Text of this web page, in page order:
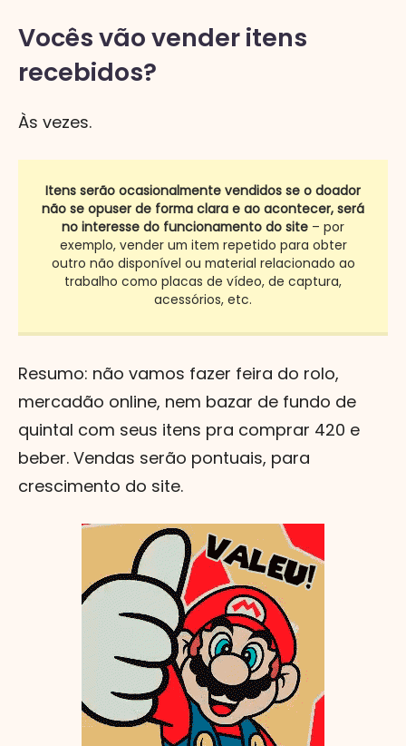
Vocês vão vender itens
recebidos?
Às vezes.
Itens serão ocasionalmente vendidos se o doador
não se opuser de forma clara e ao acontecer, será
no interesse do funcionamento do site – por
exemplo, vender um item repetido para obter
outro não disponível ou material relacionado ao
trabalho como placas de vídeo, de captura,
acessórios, etc.
Resumo: não vamos fazer feira do rolo,
mercadão online, nem bazar de fundo de
quintal com seus itens pra comprar 420 e
beber. Vendas serão pontuais, para
crescimento do site.